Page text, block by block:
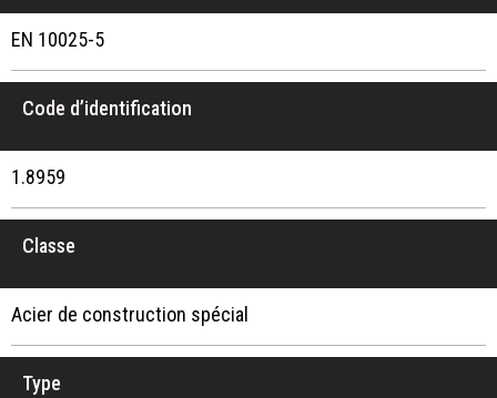
EN 10025-5
Code d’identification
1.8959
Classe
Acier de construction spécial
Type